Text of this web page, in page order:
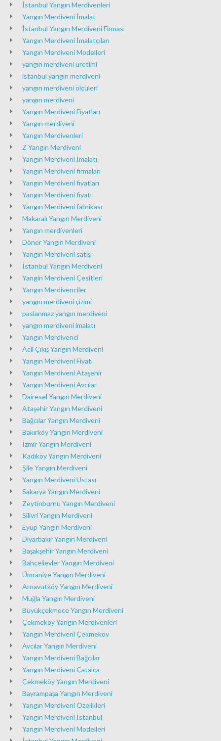
İstanbul Yangın Merdivenleri
Yangın Merdiveni İmalat
İstanbul Yangın Merdiveni Firması
Yangın Merdiveni İmalatçıları
Yangın Merdiveni Modelleri
yangın merdiveni üretimi
istanbul yangın merdiveni
yangın merdiveni ölçüleri
yangın merdiveni
Yangın Merdiveni Fiyatları
Yangın merdiveni
Yangın Merdivenleri
Z Yangın Merdiveni
Yangın Merdiveni İmalatı
Yangın Merdiveni firmaları
Yangın Merdiveni fiyatları
Yangın Merdiveni fiyatı
Yangın Merdiveni fabrikası
Makaralı Yangın Merdiveni
Yangın merdivenleri
Döner Yangın Merdiveni
Yangın Merdiveni satışı
İstanbul Yangın Merdiveni
Yangin Merdiveni Çesitleri
Yangın Merdivenciler
yangın merdiveni çizimi
paslanmaz yangın merdiveni
yangın merdiveni imalatı
Yangın Merdivenci
Acil Çıkış Yangın Merdiveni
Yangın Merdiveni Fiyatı
Yangın Merdiveni Ataşehir
Yangın Merdiveni Avcılar
Dairesel Yangın Merdiveni
Ataşehir Yangın Merdiveni
Bağcılar Yangın Merdiveni
Bakırköy Yangın Merdiveni
İzmir Yangın Merdiveni
Kadıköy Yangın Merdiveni
Şile Yangın Merdiveni
Yangın Merdiveni Ustası
Sakarya Yangın Merdiveni
Zeytinburnu Yangın Merdiveni
Silivri Yangın Merdiveni
Eyüp Yangın Merdiveni
Diyarbakır Yangın Merdiveni
Başakşehir Yangın Merdiveni
Bahçelievler Yangın Merdiveni
Ümraniye Yangın Merdiveni
Arnavutköy Yangın Merdiveni
Muğla Yangın Merdiveni
Büyükçekmece Yangın Merdiveni
Çekmeköy Yangın Merdivenleri
Yangın Merdiveni Çekmeköy
Avcılar Yangın Merdiveni
Yangın Merdiveni Bağcılar
Yangın Merdiveni Çatalca
Çekmeköy Yangın Merdiveni
Bayrampaşa Yangın Merdiveni
Yangın Merdiveni Özelikleri
Yangın Merdiveni İstanbul
Yangın Merdiveni Modelleri